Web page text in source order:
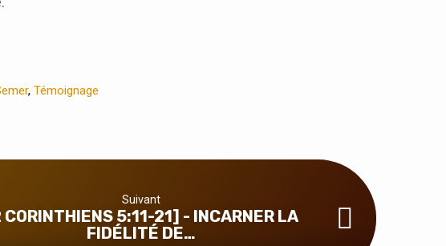
, Témoignage
Suivant
CORINTHIENS 5:11-21] - INCARNER LA
FIDÉLITÉ DE…